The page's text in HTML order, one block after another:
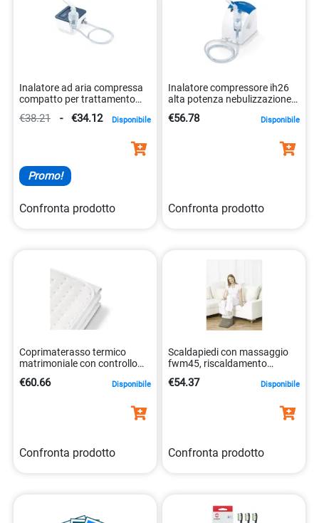
Inalatore ad aria compressa
compatto per trattamento
€38.21 - €34.12 Disponibile
Promo!
Confronta prodotto
Inalatore compressore ih26
alta potenza nebulizzazione
€56.78 Disponibile
Confronta prodotto
Coprimaterasso termico
matrimoniale con controllo
€60.66 Disponibile
Confronta prodotto
Scaldapiedi con massaggio
fwm45, riscaldamento
€54.37 Disponibile
Confronta prodotto